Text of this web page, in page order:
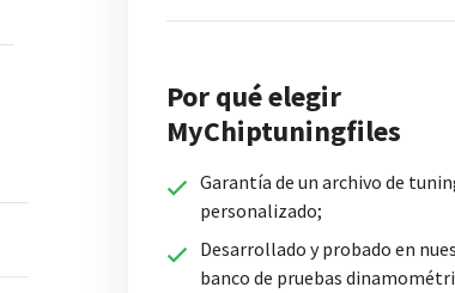
Por qué elegir
MyChiptuningfiles
Garantía de un archivo de
personalizado;
Desarrollado y probado en
banco de pruebas